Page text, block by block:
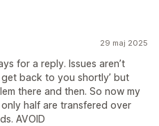
29 maj 2025
for a reply. Issues aren’t
get back to you shortly’ but
there and then. So now my
half are transfered over
AVOID